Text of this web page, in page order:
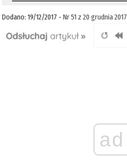
Dodano: 19/12/2017 -Nr 51 z 20 grudnia 2017
ad